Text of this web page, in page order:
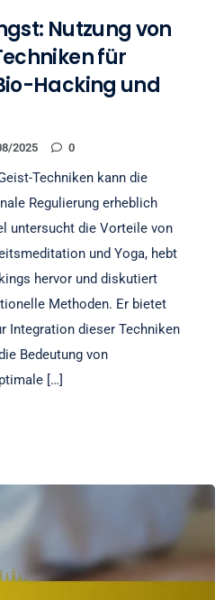
Nutzung von
für
Hacking und
2025 0
Techniken kann die
Regulierung erheblich
untersucht die Vorteile von
und Yoga, hebt
hervor und diskutiert
Methoden. Er bietet
Integration dieser Techniken
Bedeutung von
[…]